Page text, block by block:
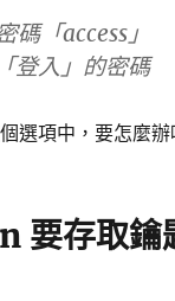
碼「access」
登入」的密碼
選項中，要怎麼辦
要存取鑰